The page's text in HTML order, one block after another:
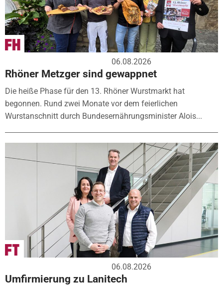
06.08.2026
Rhöner Metzger sind gewappnet
Die heiße Phase für den 13. Rhöner Wurstmarkt hat
begonnen. Rund zwei Monate vor dem feierlichen
Wurstanschnitt durch Bundesernährungsminister Alois...
06.08.2026
Umfirmierung zu Lanitech